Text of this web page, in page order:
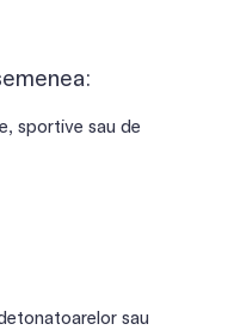
sportive sau de
sau